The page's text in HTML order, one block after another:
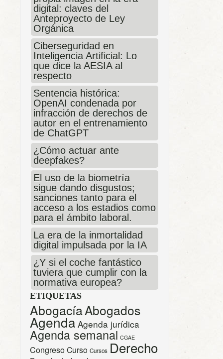
digital: claves del
Anteproyecto de Ley
Orgánica
Ciberseguridad en
Inteligencia Artificial: Lo
que dice la AESIA al
respecto
Sentencia histórica:
OpenAI condenada por
infracción de derechos de
autor en el entrenamiento
de ChatGPT
¿Cómo actuar ante
deepfakes?
El uso de la biometría
sigue dando disgustos;
sanciones tanto para el
acceso a los estadios como
para el ámbito laboral.
La era de la inmortalidad
digital impulsada por la IA
¿Y si el coche fantástico
tuviera que cumplir con la
normativa europea?
ETIQUETAS
AbogacíaAbogados
Agenda Agenda jurídica
Agenda semanal CGAE
CongresoCurso Cursos Derecho